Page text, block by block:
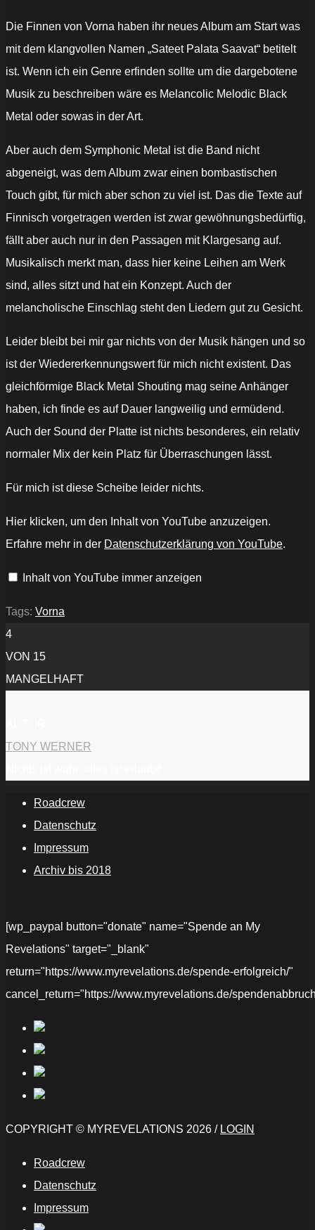
Die Finnen von Vorna haben ihr neues Album am Start was
mit dem klangvollen Namen „Sateet Palata Saavat“ betitelt
ist. Wenn ich ein Genre erfinden sollte um die dargebotene
Musik zu beschreiben wäre es Melancolic Melodic Black
Metal oder sowas in der Art.
Aber auch dem Symphonic Metal ist die Band nicht
abgeneigt, was dem Album zwar einen bombastischen
Touch gibt, für mich aber schon zu viel ist. Das die Texte auf
Finnisch vorgetragen werden ist zwar gewöhnungsbedürftig,
fällt aber auch nur in den Passagen mit Klargesang auf.
Musikalisch merkt man, dass hier keine Leihen am Werk
sind, alles sitzt und hat ein Konzept. Auch der
melancholische Einschlag steht den Liedern gut zu Gesicht.
Leider bleibt bei mir gar nichts von der Musik hängen und so
ist der Wiedererkennungswert für mich nicht existent. Das
gleichförmige Black Metal Shouting mag seine Anhänger
haben, ich finde es auf Dauer langweilig und ermüdend.
Auch der Sound der Platte ist nichts besonderes, ein relativ
normaler Mix der kein Platz für Überraschungen lässt.
Für mich ist diese Scheibe leider nichts.
„VORNA
-
on
video)“
anzeigen
Hier klicken, um den Inhalt von YouTube anzuzeigen.
Erfahre mehr in der Datenschutzerklärung von YouTube.
Inhalt von YouTube immer anzeigen
Tags: Vorna
4
VON 15
MANGELHAFT
TONY WERNER
Roadcrew
Datenschutz
Impressum
Archiv bis 2018
[wp_paypal button="donate" name="Spende an My
Revelations" target="_blank"
return="https://www.myrevelations.de/spende-erfolgreich/"
cancel_return="https://www.myrevelations.de/
COPYRIGHT © MYREVELATIONS 2026 / LOGIN
Roadcrew
Datenschutz
Impressum